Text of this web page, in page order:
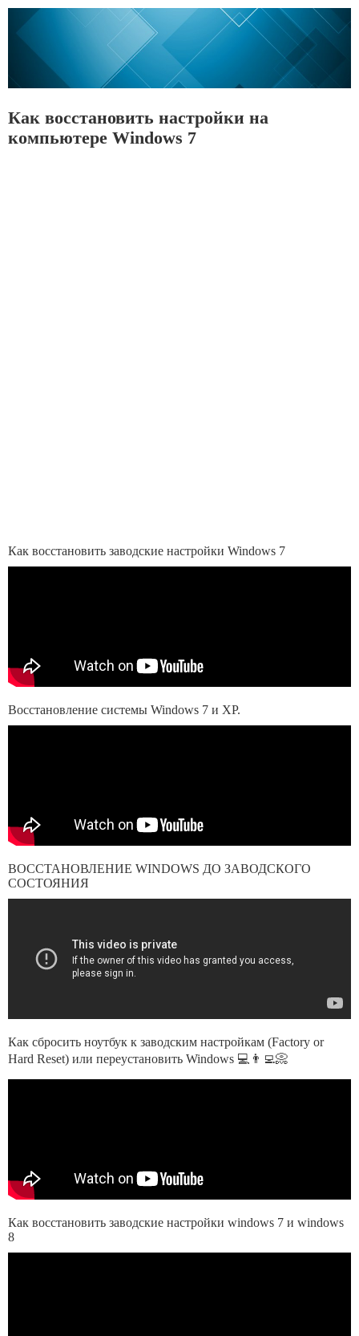
Как восстановить настройки на
компьютере Windows 7
Как восстановить заводские настройки Windows 7
Восстановление системы Windows 7 и XP.
ВОССТАНОВЛЕНИЕ WINDOWS ДО ЗАВОДСКОГО
СОСТОЯНИЯ
Как сбросить ноутбук к заводским настройкам (Factory or
Hard Reset) или переустановить Windows 💻👨‍💻📀
Как восстановить заводские настройки windows 7 и windows
8